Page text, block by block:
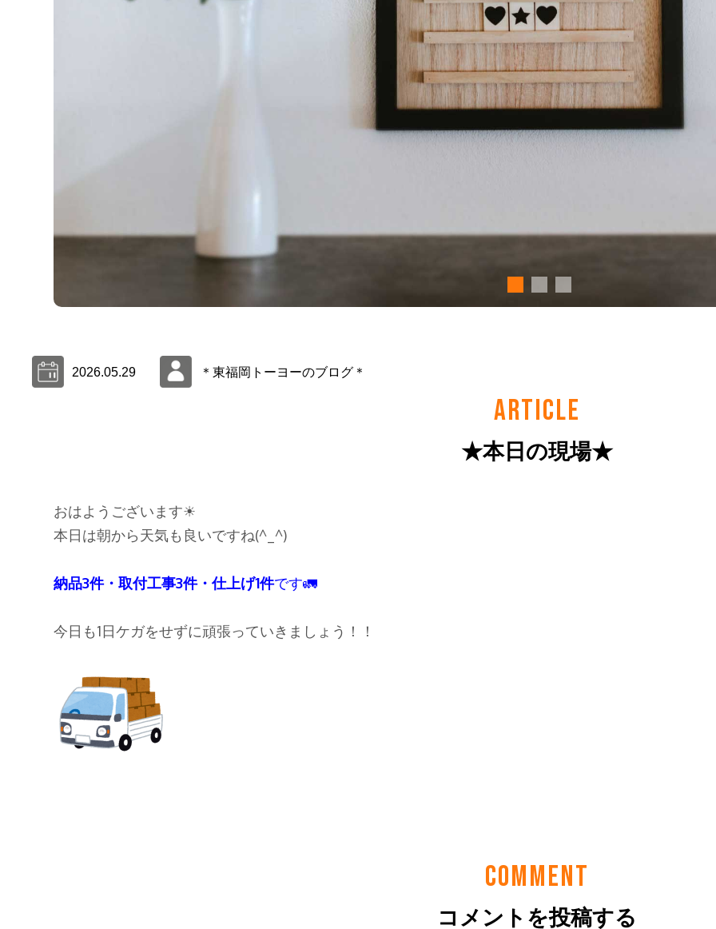
2026.05.29 ＊東福岡トーヨーのブログ＊
ARTICLE
★本日の現場★
COMMENT
コメントを投稿する